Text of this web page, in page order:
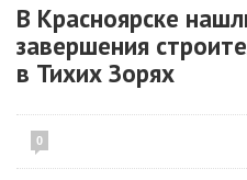
В Красноярске
завершения
в Тихих Зорях
0